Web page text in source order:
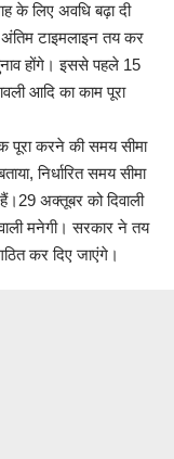
के लिए अवधि बढ़ा दी
टाइमलाइन तय कर
होंगे। इससे पहले 15
आदि का काम पूरा
पूरा करने की समय सीमा
निर्धारित समय सीमा
अक्तूबर को दिवाली
मनेगी। सरकार ने तय
कर दिए जाएंगे।